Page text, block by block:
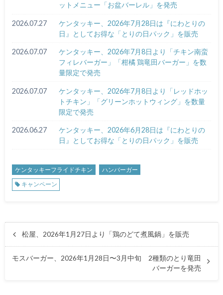
ットメニュー「お盆バーレル」を発売
2026.07.27
ケンタッキー、2026年7月28日は『にわとりの
日』としてお得な「とりの日パック」を販売
2026.07.07
ケンタッキー、2026年7月8日より「チキン南蛮
フィレバーガー」「柑橘 鶏竜田バーガー」を数
量限定で発売
2026.07.07
ケンタッキー、2026年7月8日より「レッドホッ
トチキン」「グリーンホットウィング」を数量
限定で発売
2026.06.27
ケンタッキー、2026年6月28日は『にわとりの
日』としてお得な「とりの日パック」を販売
ケンタッキーフライドチキン
ハンバーガー
キャンペーン
松屋、2026年1月27日より「鶏のどて煮風鍋」を販売
モスバーガー、2026年1月28日〜3月中旬 2種類のとり竜田
バーガーを発売